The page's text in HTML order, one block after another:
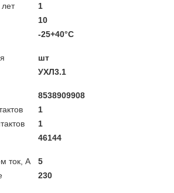
1
10
-25+40°C
шт
УХЛ3.1
8538909908
1
1
46144
ток, А
5
230